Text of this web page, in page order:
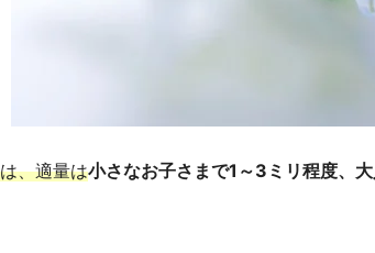
、適量は小さなお子さまで1～3ミリ程度、